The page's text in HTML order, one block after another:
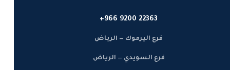
+966 9200 22363
فرع اليرموك — الرياض
فرع السويدي — الرياض